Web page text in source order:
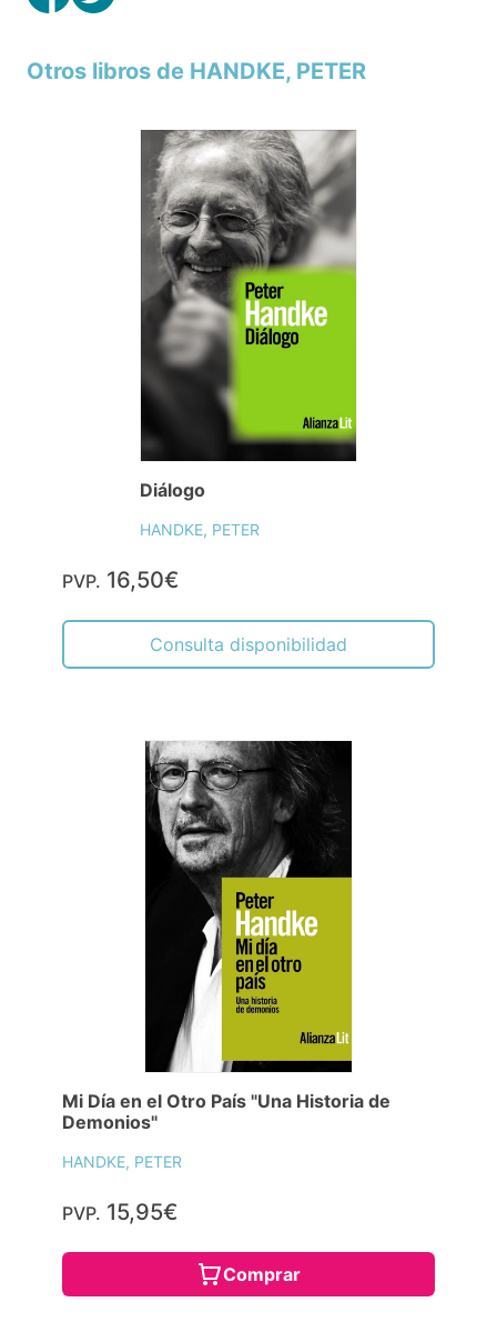
Otros libros de HANDKE, PETER
Diálogo
HANDKE, PETER
PVP. 16,50€
Consulta disponibilidad
Mi Día en el Otro País "Una Historia de
Demonios"
HANDKE, PETER
PVP. 15,95€
Comprar